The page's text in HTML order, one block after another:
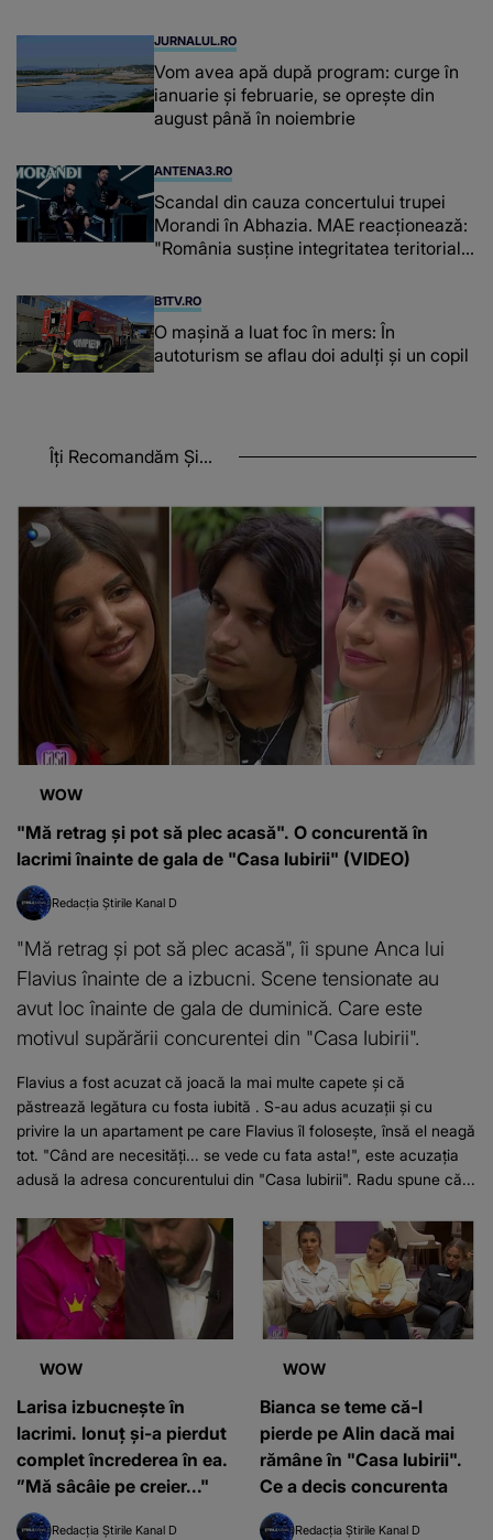
JURNALUL.RO
Vom avea apă după program: curge în
ianuarie și februarie, se oprește din
august până în noiembrie
ANTENA3.RO
Scandal din cauza concertului trupei
Morandi în Abhazia. MAE reacționează:
"România susține integritatea teritorială
B1TV.RO
O maşină a luat foc în mers: În
autoturism se aflau doi adulți și un copil
Îți Recomandăm Și...
WOW
"Mă retrag și pot să plec acasă". O concurentă în
lacrimi înainte de gala de "Casa Iubirii" (VIDEO)
Redacția Știrile Kanal D
"Mă retrag și pot să plec acasă", îi spune Anca lui
Flavius înainte de a izbucni. Scene tensionate au
avut loc înainte de gala de duminică. Care este
motivul supărării concurentei din "Casa Iubirii".
Flavius a fost acuzat că joacă la mai multe capete și că
păstrează legătura cu fosta iubită . S-au adus acuzații și cu
privire la un apartament pe care Flavius îl folosește, însă el neagă
tot. "Când are necesități... se vede cu fata asta!", este acuzația
adusă la adresa concurentului din "Casa Iubirii". Radu spune că...
WOW
Larisa izbucnește în
lacrimi. Ionuț și-a pierdut
complet încrederea în ea.
”Mă sâcâie pe creier..."
Redacția Știrile Kanal D
WOW
Bianca se teme că-l
pierde pe Alin dacă mai
rămâne în "Casa Iubirii".
Ce a decis concurenta
Redacția Știrile Kanal D